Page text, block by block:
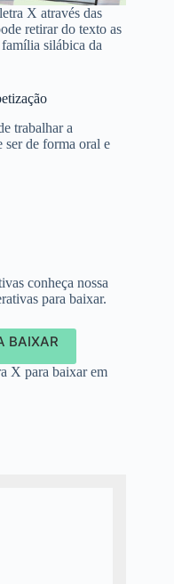
X através das
retirar do texto as
silábica da
trabalhar a
ser de forma oral e
conheça nossa
para baixar.
BAIXAR
X para baixar em